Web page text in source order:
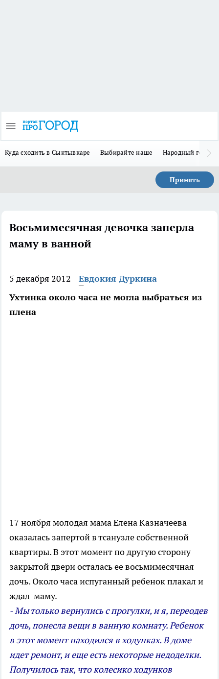
Куда сходить в Сыктывкаре Выбирайте наше Народный герой
Принять
Восьмимесячная девочка заперла
маму в ванной
5 декабря 2012
Евдокия Дуркина
Ухтинка около часа не могла выбраться из
плена
17 ноября молодая мама Елена Казначеева
оказалась запертой в тсанузле собственной
квартиры. В этот момент по другую сторону
закрытой двери осталась ее восьмимесячная
дочь. Около часа испуганный ребенок плакал и
ждал маму.
- Мы только вернулись с прогулки, и я, переодев
дочь, понесла вещи в ванную комнату. Ребенок
в этот момент находился в ходунках. В доме
идет ремонт, и еще есть некоторые недоделки.
Получилось так, что колесико ходунков